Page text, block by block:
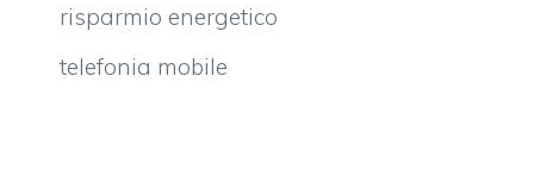
risparmio energetico
telefonia mobile